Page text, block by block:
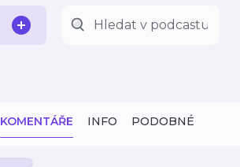
KOMENTÁŘE INFO PODOBNÉ